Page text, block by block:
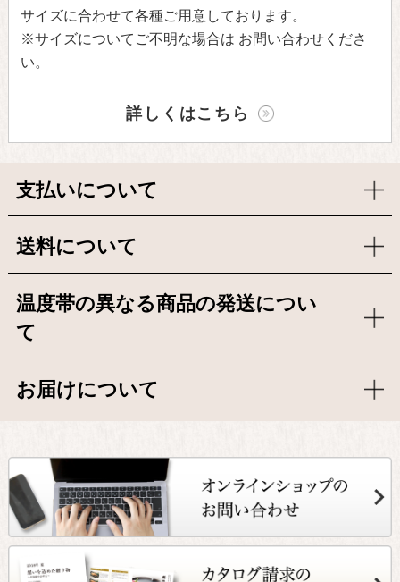
サイズに合わせて各種ご用意しております。
※サイズについてご不明な場合は お問い合わせくださ
い。
詳しくはこちら
支払いについて
送料について
温度帯の異なる商品の発送につい
て
お届けについて